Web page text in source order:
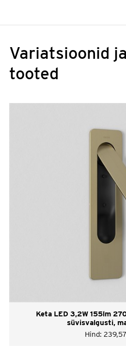
Variatsioonid
tooted
Keta LED 3,2W 155lm
süvisvalgusti,
Hind: 239,57